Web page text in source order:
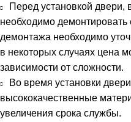
Перед установкой двери,
необходимо
демонтажа необходимо
в некоторых случаях цена
зависимости от сложности.
Во время установки
высококачественные
увеличения срока службы.